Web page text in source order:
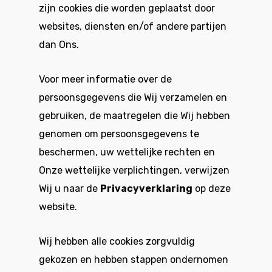
zijn cookies die worden geplaatst door
websites, diensten en/of andere partijen
dan Ons.
Voor meer informatie over de
persoonsgegevens die Wij verzamelen en
gebruiken, de maatregelen die Wij hebben
genomen om persoonsgegevens te
beschermen, uw wettelijke rechten en
Onze wettelijke verplichtingen, verwijzen
Wij u naar de Privacyverklaring op deze
website.
Wij hebben alle cookies zorgvuldig
gekozen en hebben stappen ondernomen